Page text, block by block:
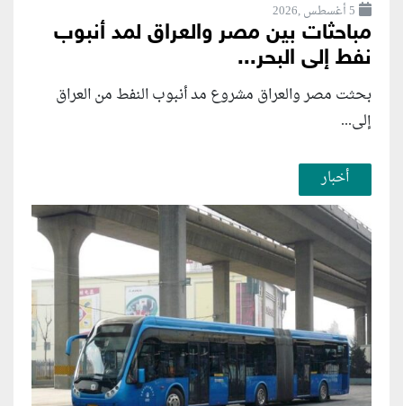
5 أغسطس ,2026
مباحثات بين مصر والعراق لمد أنبوب
نفط إلى البحر...
بحثت مصر والعراق مشروع مد أنبوب النفط من العراق
إلى...
أخبار